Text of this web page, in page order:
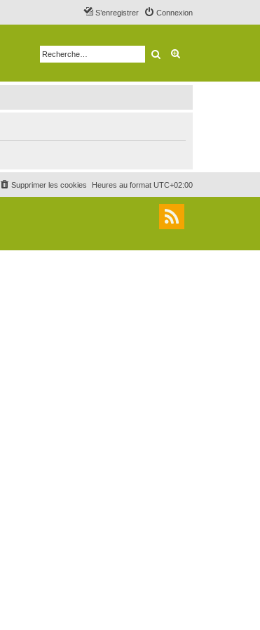
Connexion
S’enregistrer
Rechercher
Heures au format UTC+02:00
Supprimer les cookies